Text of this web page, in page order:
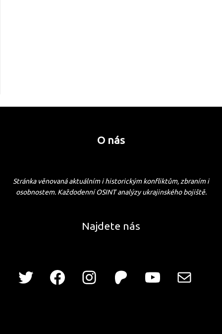
O nás
Stránka věnovaná aktuálním i historickým konfliktům, zbraním i
osobnostem. Každodenní OSINT analýzy ukrajinského bojiště.
Najdete nás